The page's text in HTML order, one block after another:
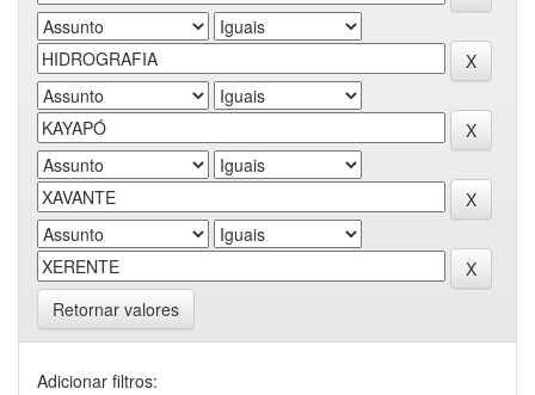
Retornar valores
Adicionar filtros: